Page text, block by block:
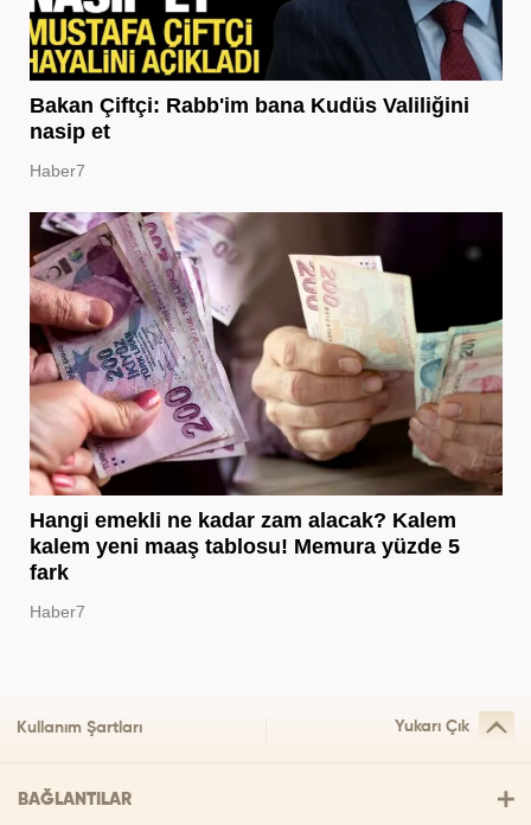
Bakan Çiftçi: Rabb'im bana Kudüs Valiliğini
nasip et
Haber7
Hangi emekli ne kadar zam alacak? Kalem
kalem yeni maaş tablosu! Memura yüzde 5
fark
Haber7
Kullanım Şartları Yukarı Çık
BAĞLANTILAR